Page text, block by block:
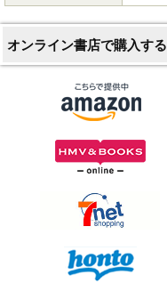
オンライン書店で購入する